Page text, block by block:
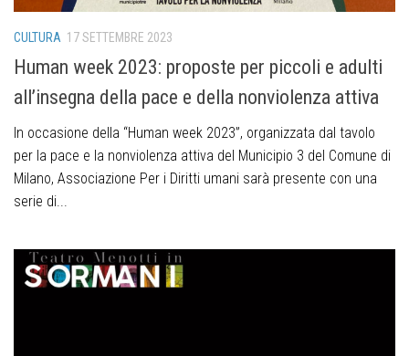
CULTURA 17 SETTEMBRE 2023
Human week 2023: proposte per piccoli e adulti
all’insegna della pace e della nonviolenza attiva
In occasione della “Human week 2023”, organizzata dal tavolo
per la pace e la nonviolenza attiva del Municipio 3 del Comune di
Milano, Associazione Per i Diritti umani sarà presente con una
serie di...